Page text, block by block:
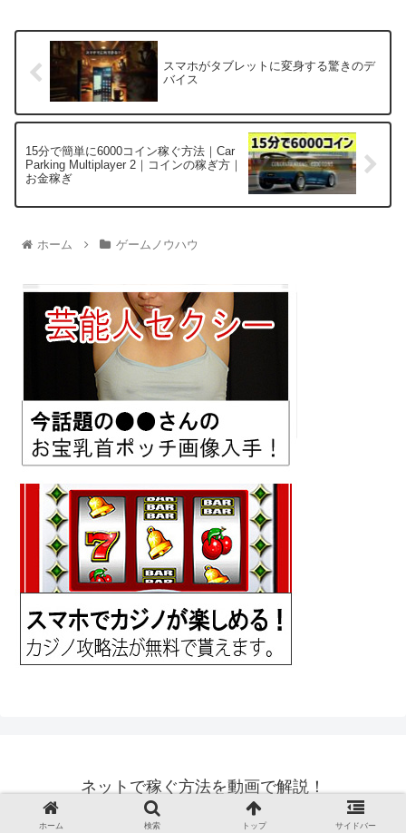
スマホがタブレットに変身する驚きのデ
バイス
15分で簡単に6000コイン稼ぐ方法｜Car
Parking Multiplayer 2｜コインの稼ぎ方｜
お金稼ぎ
ホーム ゲームノウハウ
ネットで稼ぐ方法を動画で解説！
© 2018 ネットで稼ぐ方法を動画で解説！.
ホーム 検索 トップ サイドバー